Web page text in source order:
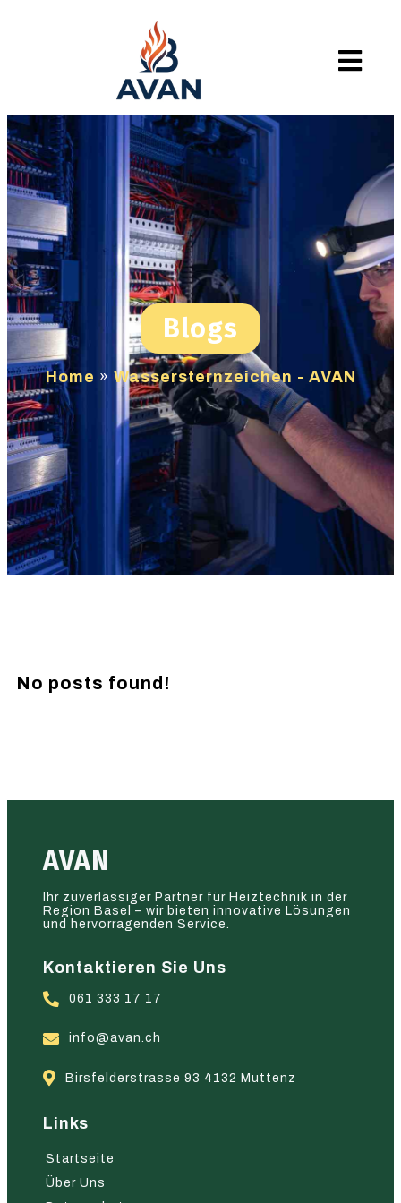
Blogs
Home » Wassersternzeichen - AVAN
No posts found!
AVAN
Ihr zuverlässiger Partner für Heiztechnik in der
Region Basel – wir bieten innovative Lösungen
und hervorragenden Service.
Kontaktieren Sie Uns
061 333 17 17
info@avan.ch
Birsfelderstrasse 93 4132 Muttenz
Links
Startseite
Über Uns